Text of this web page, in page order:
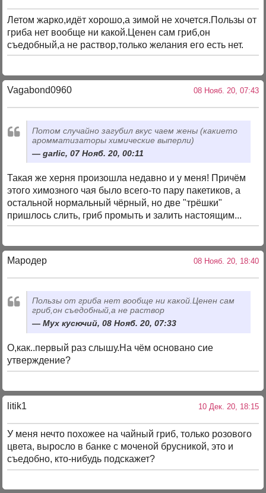
Летом жарко,идёт хорошо,а зимой не хочется.Пользы от
гриба нет вообще ни какой.Ценен сам гриб,он
съедобный,а не раствор,только желания его есть нет.
Vagabond0960 08 Нояб. 20, 07:43
Потом случайно загубил вкус чаем жены (какието
аромматизаторы химические выперли)
garlic, 07 Нояб. 20, 00:11
Такая же херня произошла недавно и у меня! Причём
этого химозного чая было всего-то пару пакетиков, а
остальной нормальный чёрный, но две "трёшки"
пришлось слить, гриб промыть и залить настоящим...
Мародер 08 Нояб. 20, 18:40
Пользы от гриба нет вообще ни какой.Ценен сам
гриб,он съедобный,а не раствор
Мух кусючий, 08 Нояб. 20, 07:33
О,как..первый раз слышу.На чём основано сие
утверждение?
litik1 10 Дек. 20, 18:15
У меня нечто похожее на чайный гриб, только розового
цвета, выросло в банке с моченой брусникой, это и
съедобно, кто-нибудь подскажет?